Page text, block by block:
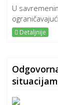
U
Detaljnije